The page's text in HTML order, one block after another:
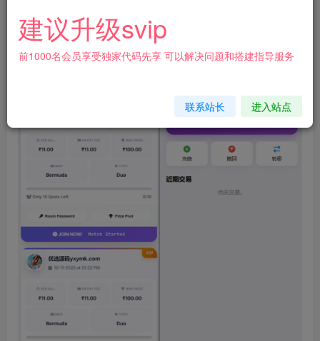
测试还不错，就是电竞赛事竞猜类型，可以自定义赛事等
建议升级svip
前1000名会员享受独家代码先享 可以解决问题和搭建指导服务
联系站长 进入站点